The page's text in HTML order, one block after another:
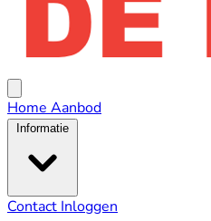
menu
Home Aanbod
Informatie
Contact Inloggen